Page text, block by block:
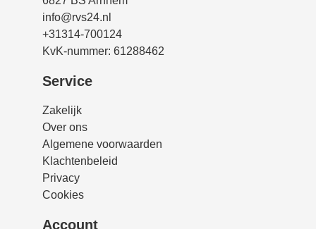
info@rvs24.nl
+31314-700124
KvK-nummer: 61288462
Service
Zakelijk
Over ons
Algemene voorwaarden
Klachtenbeleid
Privacy
Cookies
Account